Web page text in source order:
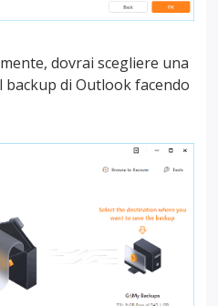
dovrai scegliere una
backup di Outlook facendo